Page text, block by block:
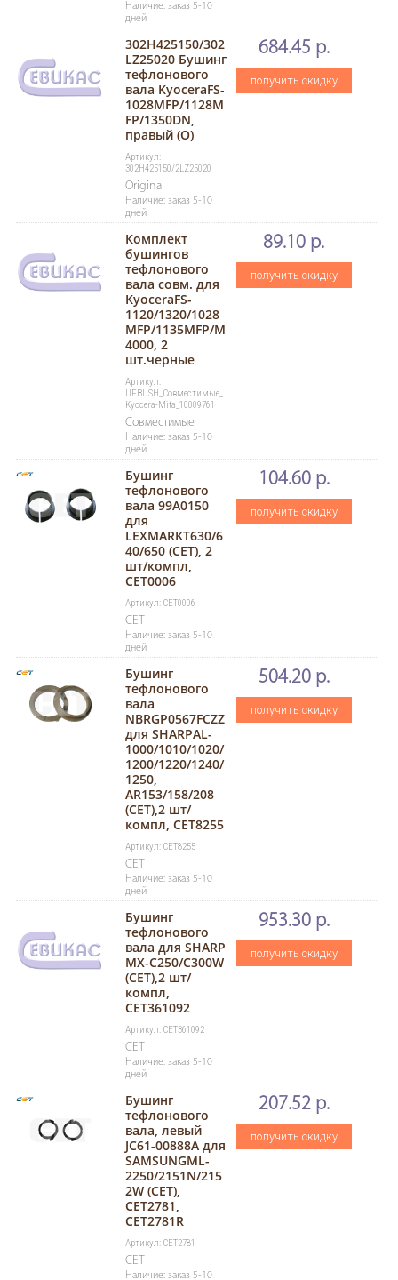
Наличие: заказ 5-10
дней
302H425150/302
LZ25020 Бушинг
тефлонового
вала KyoceraFS-
1028MFP/1128M
FP/1350DN,
правый (O)
Артикул:
302H425150/2LZ25020
Original
Наличие: заказ 5-10
дней
684.45 р.
получить скидку
Комплект
бушингов
тефлонового
вала совм. для
KyoceraFS-
1120/1320/1028
MFP/1135MFP/M
4000, 2
шт.черные
Артикул:
UFBUSH_Совместимые_
Kyocera-Mita_10009761
Совместимые
Наличие: заказ 5-10
дней
89.10 р.
получить скидку
Бушинг
тефлонового
вала 99A0150
для
LEXMARKT630/6
40/650 (CET), 2
шт/компл,
CET0006
Артикул: CET0006
CET
Наличие: заказ 5-10
дней
104.60 р.
получить скидку
Бушинг
тефлонового
вала
NBRGP0567FCZZ
для SHARPAL-
1000/1010/1020/
1200/1220/1240/
1250,
AR153/158/208
(CET),2 шт/
компл, CET8255
Артикул: CET8255
CET
Наличие: заказ 5-10
дней
504.20 р.
получить скидку
Бушинг
тефлонового
вала для SHARP
MX-C250/C300W
(CET),2 шт/
компл,
CET361092
Артикул: CET361092
CET
Наличие: заказ 5-10
дней
953.30 р.
получить скидку
Бушинг
тефлонового
вала, левый
JC61-00888A для
SAMSUNGML-
2250/2151N/215
2W (CET),
CET2781,
CET2781R
Артикул: CET2781
CET
Наличие: заказ 5-10
207.52 р.
получить скидку